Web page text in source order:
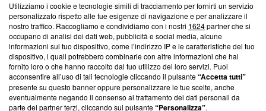
Questa sezione offre informazioni trasparenti su Blasting
News, sui nostri processi editoriali e su come ci impegniamo a
creare news di qualità. Inoltre, afferma la nostra aderenza a
‘Trust Project - News with Integrity’Blasting News non è
ancora membro del programma, ma ha richiesto di farne
parte; Trust Project non ha ancora effettuato una verifica di
conformità agli standard.
Utilizziamo i cookie e tecnologie simili di tracciamento per fornirti un servizio
personalizzato rispetto alle tue esigenze di navigazione e per analizzare il
nostro traffico. Raccogliamo e condividiamo con i nostri 1624partner che si
occupano di analisi dei dati web, pubblicità e social media, alcune
informazioni sul tuo dispositivo, come l’indirizzo IP e le caratteristiche del tuo
dispositivo, i quali potrebbero combinarle con altre informazioni che hai
fornito loro o che hanno raccolto dal tuo utilizzo dei loro servizi. Puoi
acconsentire all’uso di tali tecnologie cliccando il pulsante“Accetta tutti”
presente su questo banner oppure personalizzare le tue scelte, anche
eventualmente negando il consenso al trattamento dei dati personali da
parte dei partner terzi, cliccando sul pulsante“Personalizza”.